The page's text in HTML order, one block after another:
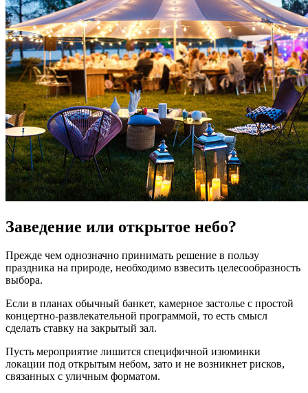
Заведение или открытое небо?
Прежде чем однозначно принимать решение в пользу
праздника на природе, необходимо взвесить целесообразность
выбора.
Если в планах обычный банкет, камерное застолье с простой
концертно-развлекательной программой, то есть смысл
сделать ставку на закрытый зал.
Пусть мероприятие лишится специфичной изюминки
локации под открытым небом, зато и не возникнет рисков,
связанных с уличным форматом.